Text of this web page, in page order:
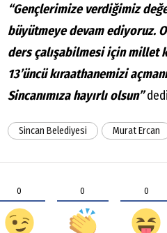
“Gençlerimize verdiğimiz
büyütmeye devam ediyoruz.
ders çalışabilmesi için millet
13’üncü kıraathanemizi
Sincanımıza hayırlı olsun”
Sincan Belediyesi Murat Ercan
0 0 0